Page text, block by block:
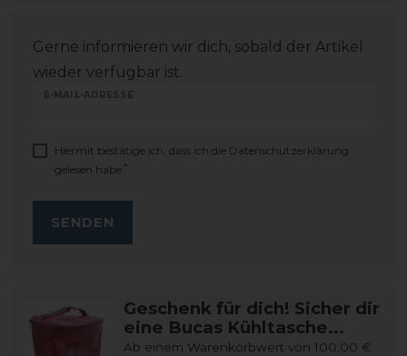
Gerne informieren wir dich, sobald der Artikel
wieder verfügbar ist.
E-MAIL-ADRESSE
Hiermit bestätige ich, dass ich die Daten­schutz­erklärung
gelesen habe. *
SENDEN
Geschenk für dich! Sicher dir
eine Bucas Kühltasche...
Ab einem Warenkorbwert von 100,00 €